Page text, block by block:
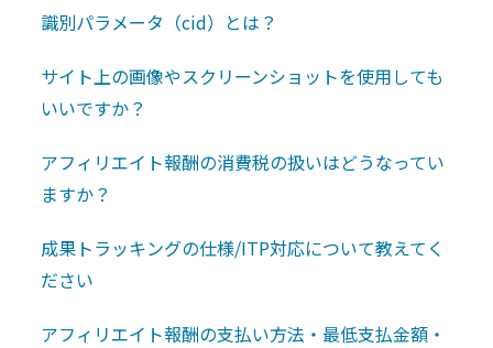
識別パラメータ（cid）とは？
サイト上の画像やスクリーンショットを使用しても
いいですか？
アフィリエイト報酬の消費税の扱いはどうなってい
ますか？
成果トラッキングの仕様/ITP対応について教えてく
ださい
アフィリエイト報酬の支払い方法・最低支払金額・